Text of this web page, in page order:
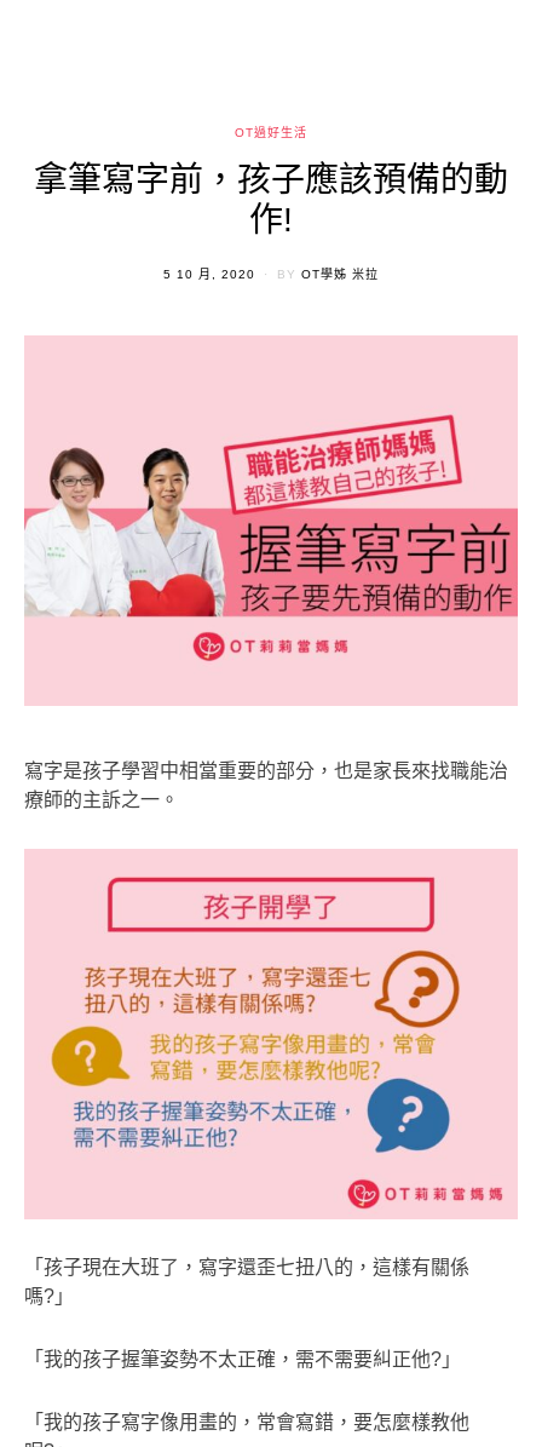
OT過好生活
拿筆寫字前，孩子應該預備的動
作!
POSTED
5 10 月, 2020 BY OT學姊 米拉
寫字是孩子學習中相當重要的部分，也是家長來找職能治
療師的主訴之一。
「孩子現在大班了，寫字還歪七扭八的，這樣有關係
嗎?」
「我的孩子握筆姿勢不太正確，需不需要糾正他?」
「我的孩子寫字像用畫的，常會寫錯，要怎麼樣教他